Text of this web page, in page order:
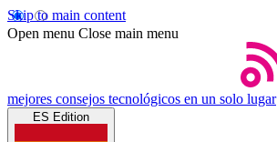
Skip to main content
Open menu Close main menu
mejores consejos tecnológicos en un solo lugar
ES Edition